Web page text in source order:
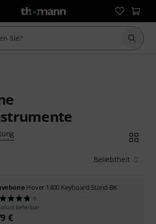
Suche
Beliebtheit
Hover 1400 Keyboard Stand BK
4
lieferbar
€